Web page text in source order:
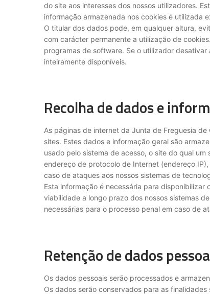
do site aos interesses dos nossos utilizadores.
informação armazenada nos cookies é utilizada
O titular dos dados pode, em qualquer altura,
com carácter permanente a utilização de
programas de software. Se o utilizador
inteiramente disponíveis.
Recolha de dados e
As páginas de internet da Junta de Freguesia
sites. Estes dados e informação geral são
usado pelo sistema de acesso, o site do qual
endereço de protocolo de Internet (endereço
caso de ataques aos nossos sistemas de
Esta informação é necessária para
viabilidade a longo prazo dos nossos sistemas
necessárias para o processo penal em caso de
Retenção de dados
Os dados pessoais serão processados e
Os dados serão conservados para as